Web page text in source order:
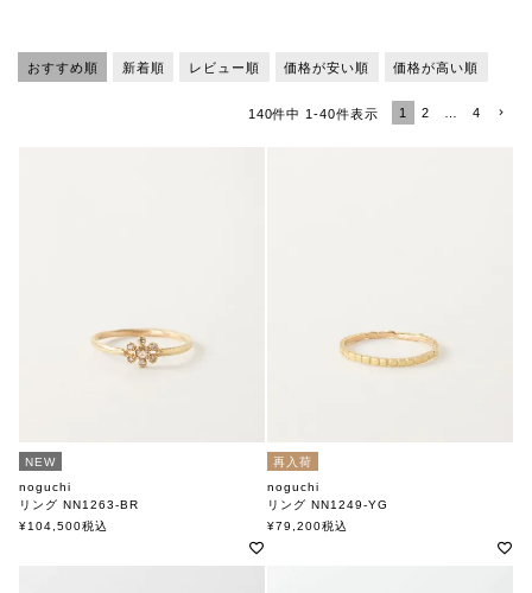
おすすめ順 新着順 レビュー順 価格が安い順 価格が高い順
140件中 1-40件表示 1 2 … 4
NEW
noguchi
リング NN1263-BR
ノグチ
¥104,500税込
再入荷
noguchi
リング NN1249-YG
ノグチ
¥79,200税込